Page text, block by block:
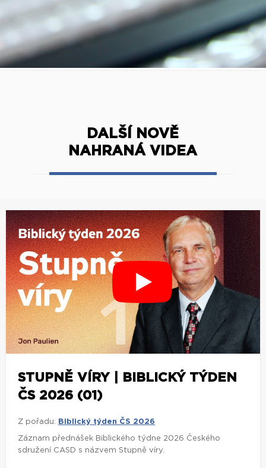
DALŠÍ NOVĚ
NAHRANÁ VIDEA
STUPNĚ VÍRY | BIBLICKÝ TÝDEN
ČS 2026 (01)
Z pořadu: Biblický týden ČS 2026
Záznam přednášek Biblického týdne 2026 Českého
sdružení CASD s názvem Stupně víry.